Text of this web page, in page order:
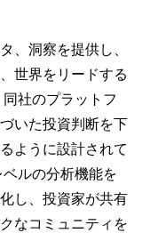
、洞察を提供し、
世界をリードする
社のプラットフ
いた投資判断を下
ように設計されて
ルの分析機能を
し、投資家が共有
なコミュニティを